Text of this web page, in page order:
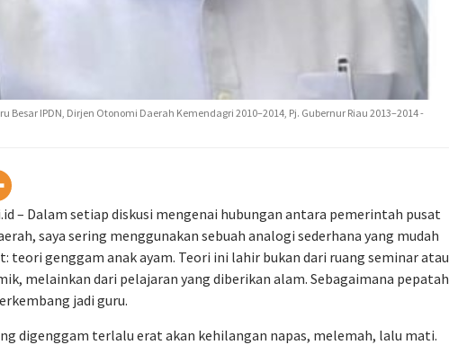
Besar IPDN, Dirjen Otonomi Daerah Kemendagri 2010–2014, Pj. Gubernur Riau 2013–2014 -
– Dalam setiap diskusi mengenai hubungan antara pemerintah pusat
saya sering menggunakan sebuah analogi sederhana yang mudah
teori genggam anak ayam. Teori ini lahir bukan dari ruang seminar atau
melainkan dari pelajaran yang diberikan alam. Sebagaimana pepatah
jadi guru.
digenggam terlalu erat akan kehilangan napas, melemah, lalu mati.